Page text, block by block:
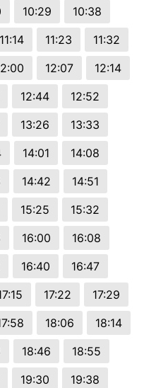
10:29
10:38
11:14 11:23
11:32
12:07
12:14
12:44
12:52
13:26
13:33
14:01
14:08
14:42
14:51
15:25
15:32
16:00
16:08
16:40
16:47
17:22
17:29
18:06
18:14
18:46
18:55
19:30
19:38